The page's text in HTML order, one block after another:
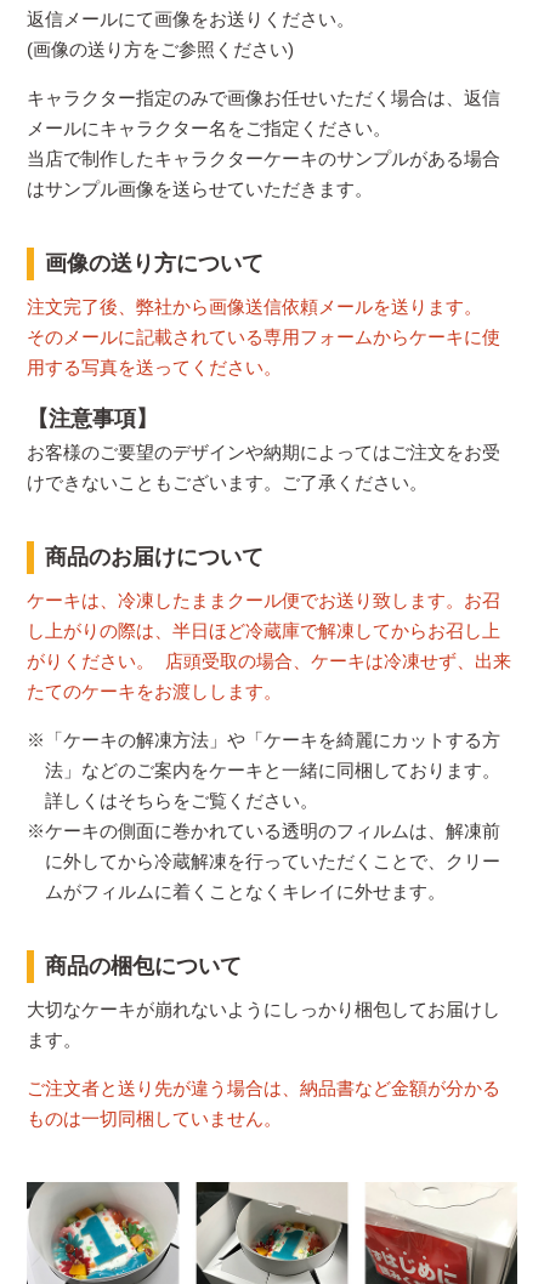
返信メールにて画像をお送りください。
(画像の送り方をご参照ください)
キャラクター指定のみで画像お任せいただく場合は、返信
メールにキャラクター名をご指定ください。
当店で制作したキャラクターケーキのサンプルがある場合
はサンプル画像を送らせていただきます。
画像の送り方について
注文完了後、弊社から画像送信依頼メールを送ります。
そのメールに記載されている専用フォームからケーキに使
用する写真を送ってください。
【注意事項】
お客様のご要望のデザインや納期によってはご注文をお受
けできないこともございます。ご了承ください。
商品のお届けについて
ケーキは、冷凍したままクール便でお送り致します。お召
し上がりの際は、半日ほど冷蔵庫で解凍してからお召し上
がりください。 店頭受取の場合、ケーキは冷凍せず、出来
たてのケーキをお渡しします。
※「ケーキの解凍方法」や「ケーキを綺麗にカットする方
法」などのご案内をケーキと一緒に同梱しております。
詳しくはそちらをご覧ください。
※ケーキの側面に巻かれている透明のフィルムは、解凍前
に外してから冷蔵解凍を行っていただくことで、クリー
ムがフィルムに着くことなくキレイに外せます。
商品の梱包について
大切なケーキが崩れないようにしっかり梱包してお届けし
ます。
ご注文者と送り先が違う場合は、納品書など金額が分かる
ものは一切同梱していません。